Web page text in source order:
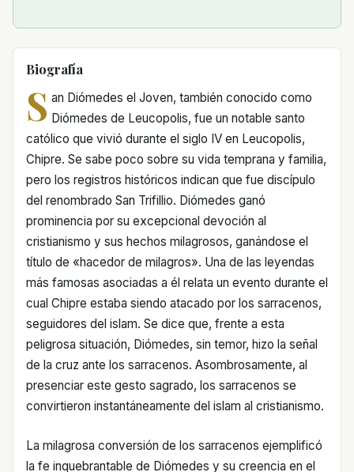
Biografía
S an Diómedes el Joven, también conocido como
Diómedes de Leucopolis, fue un notable santo
católico que vivió durante el siglo IV en Leucopolis,
Chipre. Se sabe poco sobre su vida temprana y familia,
pero los registros históricos indican que fue discípulo
del renombrado San Trifillio. Diómedes ganó
prominencia por su excepcional devoción al
cristianismo y sus hechos milagrosos, ganándose el
título de «hacedor de milagros». Una de las leyendas
más famosas asociadas a él relata un evento durante el
cual Chipre estaba siendo atacado por los sarracenos,
seguidores del islam. Se dice que, frente a esta
peligrosa situación, Diómedes, sin temor, hizo la señal
de la cruz ante los sarracenos. Asombrosamente, al
presenciar este gesto sagrado, los sarracenos se
convirtieron instantáneamente del islam al cristianismo.
La milagrosa conversión de los sarracenos ejemplificó
la fe inquebrantable de Diómedes y su creencia en el